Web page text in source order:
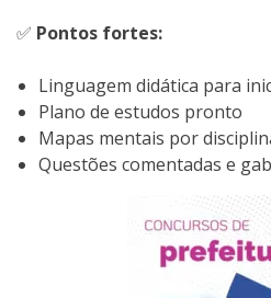
✅ Pontos fortes:
Linguagem didática para
Plano de estudos pronto
Mapas mentais por
Questões comentadas e